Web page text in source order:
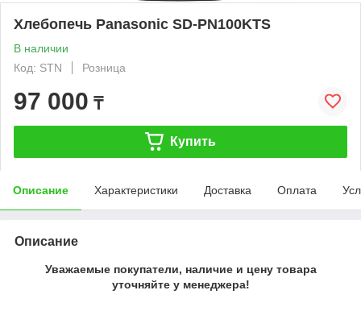
Хлебопечь Panasonic SD-PN100KTS
В наличии
Код: STN
Розница
97 000 ₸
Купить
Описание Характеристики Доставка Оплата
Описание
Уважаемые покупатели, наличие и цену товара
уточняйте у менеджера!